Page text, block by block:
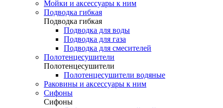
Мойки и аксессуары к ним
Подводка гибкая
Подводка гибкая
Подводка для воды
Подводка для газа
Подводка для смесителей
Полотенцесушители
Полотенцесушители
Полотенцесушители водяные
Раковины и аксессуары к ним
Сифоны
Сифоны